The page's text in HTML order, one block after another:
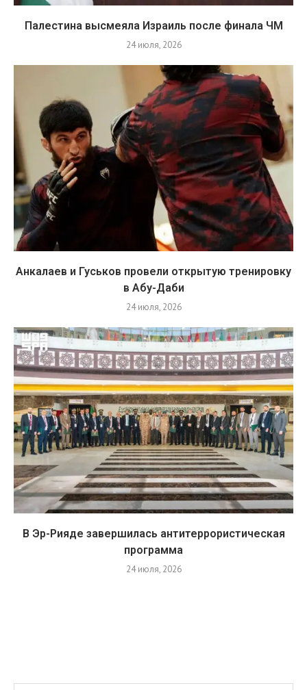
Палестина высмеяла Израиль после финала ЧМ
24 июля, 2026
Анкалаев и Гуськов провели открытую тренировку
в Абу-Даби
24 июля, 2026
В Эр-Рияде завершилась антитеррористическая
программа
24 июля, 2026